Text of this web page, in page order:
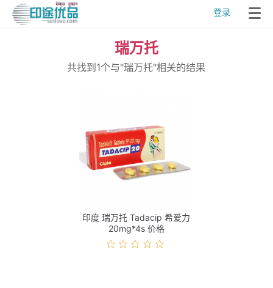
登录
瑞万托
共找到1个与"瑞万托"相关的结果
印度 瑞万托 Tadacip 希爱力
20mg*4s 价格